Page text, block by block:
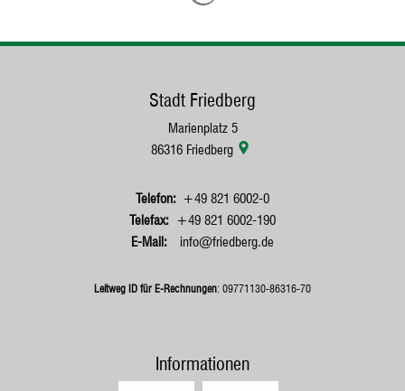
Stadt Friedberg
Marienplatz 5
86316 Friedberg
+49 821 6002-0
+49 821 6002-190
info@friedberg.de
Leitweg ID für E-Rechnungen: 09771130-86316-70
Informationen